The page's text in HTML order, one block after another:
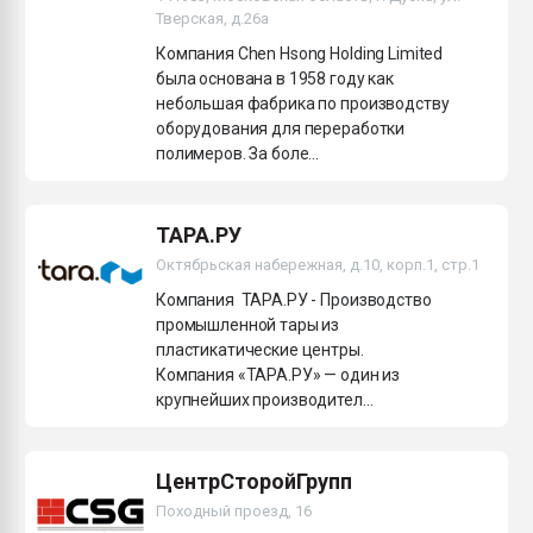
Тверская, д.26а
Компания Chen Hsong Holding Limited
была основана в 1958 году как
небольшая фабрика по производству
оборудования для переработки
полимеров. За боле...
ТАРА.РУ
Октябрьская набережная, д.10, корп.1, стр.1
Компания ТАРА.РУ - Производство
промышленной тары из
пластикатические центры.
Компания «ТАРА.РУ» — один из
крупнейших производител...
ЦентрСторойГрупп
Походный проезд, 16